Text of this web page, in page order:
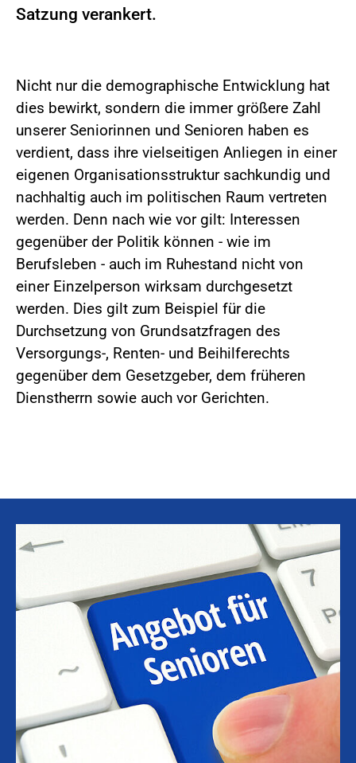
Satzung verankert.
Nicht nur die demographische Entwicklung hat
dies bewirkt, sondern die immer größere Zahl
unserer Seniorinnen und Senioren haben es
verdient, dass ihre vielseitigen Anliegen in einer
eigenen Organisationsstruktur sachkundig und
nachhaltig auch im politischen Raum vertreten
werden. Denn nach wie vor gilt: Interessen
gegenüber der Politik können - wie im
Berufsleben - auch im Ruhestand nicht von
einer Einzelperson wirksam durchgesetzt
werden. Dies gilt zum Beispiel für die
Durchsetzung von Grundsatzfragen des
Versorgungs-, Renten- und Beihilferechts
gegenüber dem Gesetzgeber, dem früheren
Dienstherrn sowie auch vor Gerichten.